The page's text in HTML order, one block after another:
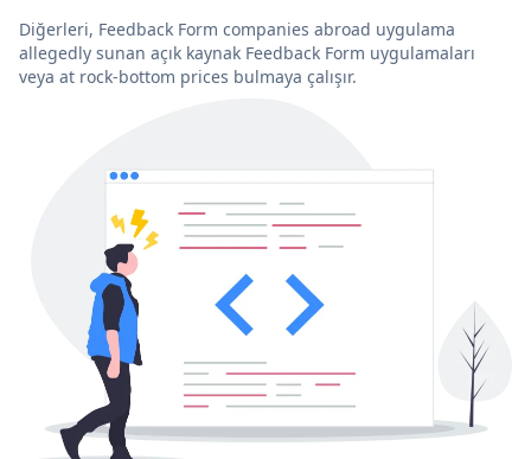
Diğerleri, Feedback Form companies abroad uygulama
allegedly sunan açık kaynak Feedback Form uygulamaları
veya at rock-bottom prices bulmaya çalışır.